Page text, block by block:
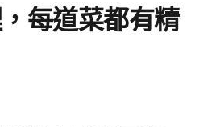
每道菜都有精